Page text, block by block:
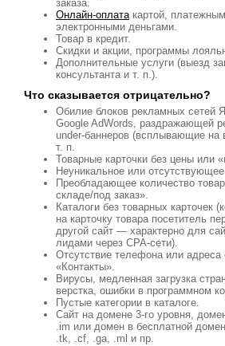
заказа.
Онлайн-оплатакартой,
электронными деньгами.
Товар в кредит.
Скидки и акции, программы
Дополнительные услуги (выезд
консультанта и т. п.).
Что сказывается отрицательно?
Обилие блоков рекламных сетей
Google AdWords, раздражающей
under-баннеров (всплывающие на
т. п.
Товарные карточки без цены или
Неуникальное или
Преобладающее количество
складе/под заказ».
Каталоги без товарных карточек
на карточку товара посетитель
другой сайт — характерно для
лидами через CPA-сети).
Отсутствие телефона или
«Контакты».
Вирусы, медленная загрузка
верстка, ошибки в программном
Пустые категории в каталоге.
Сайт на домене 3-го уровня,
.im или домен в бесплатной
.tk, .cf, .ga, .ml и пр.